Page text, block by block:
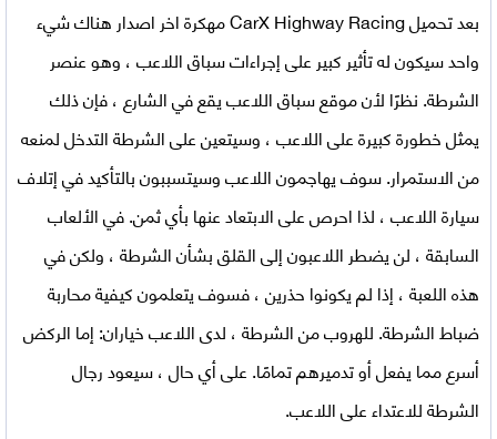
بعدتحميل CarX Highway Racing مهكرة اخر اصدار
هناك شيء
واحد سيكون له تأثير كبير على إجراءات سباق اللاعب ، وهو عنصر
الشرطة. نظرًا لأن موقع سباق اللاعب يقع في الشارع ، فإن ذلك
يمثل خطورة كبيرة على اللاعب ، وسيتعين على الشرطة التدخل لمنعه
من الاستمرار. سوف يهاجمون اللاعب وسيتسببون بالتأكيد في إتلاف
سيارة اللاعب ، لذا احرص على الابتعاد عنها بأي ثمن. في الألعاب
السابقة ، لن يضطر اللاعبون إلى القلق بشأن الشرطة ، ولكن في
هذه اللعبة ، إذا لم يكونوا حذرين ، فسوف يتعلمون كيفية محاربة
ضباط الشرطة. للهروب من الشرطة ، لدى اللاعب خياران: إما الركض
أسرع مما يفعل أو تدميرهم تمامًا. على أي حال ، سيعود رجال
الشرطة للاعتداء على اللاعب.